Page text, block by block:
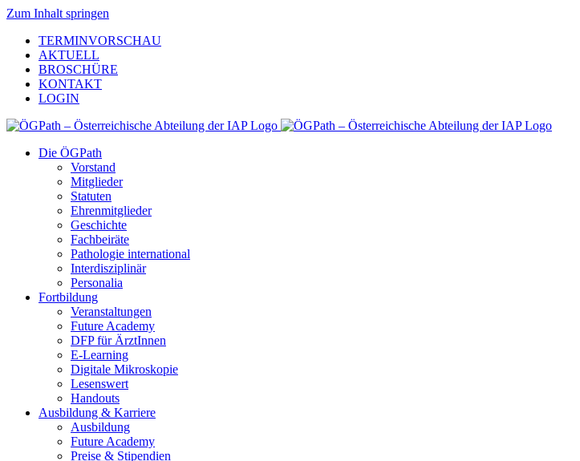
Zum Inhalt springen
TERMINVORSCHAU
AKTUELL
BROSCHÜRE
KONTAKT
LOGIN
Die ÖGPath
Vorstand
Mitglieder
Statuten
Ehrenmitglieder
Geschichte
Fachbeiräte
Pathologie international
Interdisziplinär
Personalia
Fortbildung
Veranstaltungen
Future Academy
DFP für ÄrztInnen
E-Learning
Digitale Mikroskopie
Lesenswert
Handouts
Ausbildung & Karriere
Ausbildung
Future Academy
Preise & Stipendien